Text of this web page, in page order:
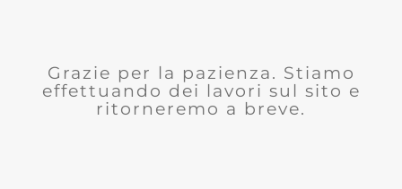
Grazie per la pazienza. Stiamo
effettuando dei lavori sul sito e
ritorneremo a breve.